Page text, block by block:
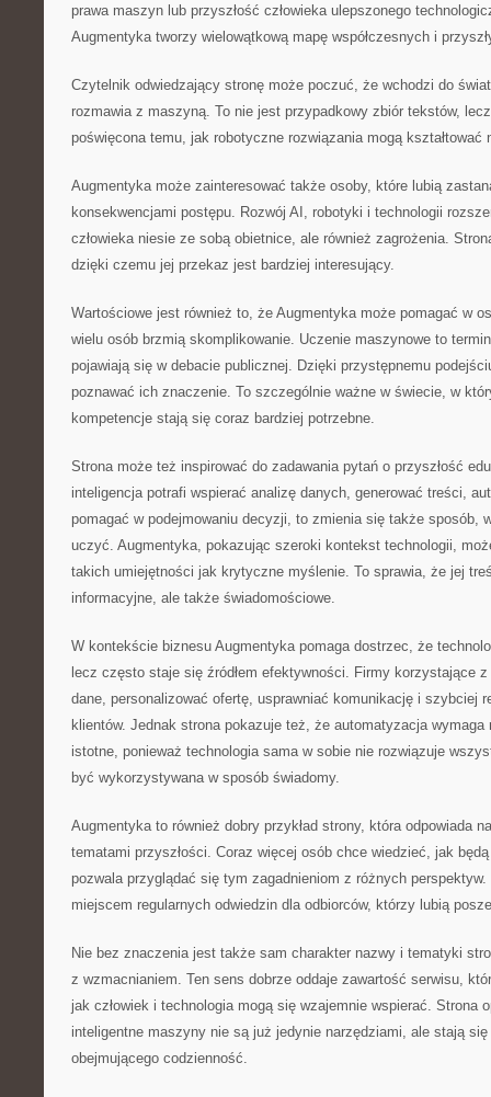
prawa maszyn lub przyszłość człowieka ulepszonego
Augmentyka tworzy wielowątkową mapę współczesnych i
Czytelnik odwiedzający stronę może poczuć, że wchodzi do
rozmawia z maszyną. To nie jest przypadkowy zbiór tekstów,
poświęcona temu, jak robotyczne rozwiązania mogą kształtować
Augmentyka może zainteresować także osoby, które lubią
konsekwencjami postępu. Rozwój AI, robotyki i technologii
człowieka niesie ze sobą obietnice, ale również zagrożenia.
dzięki czemu jej przekaz jest bardziej interesujący.
Wartościowe jest również to, że Augmentyka może pomagać w
wielu osób brzmią skomplikowanie. Uczenie maszynowe to
pojawiają się w debacie publicznej. Dzięki przystępnemu
poznawać ich znaczenie. To szczególnie ważne w świecie, w
kompetencje stają się coraz bardziej potrzebne.
Strona może też inspirować do zadawania pytań o przyszłość
inteligencja potrafi wspierać analizę danych, generować treści,
pomagać w podejmowaniu decyzji, to zmienia się także sposób,
uczyć. Augmentyka, pokazując szeroki kontekst technologii,
takich umiejętności jak krytyczne myślenie. To sprawia, że jej
informacyjne, ale także świadomościowe.
W kontekście biznesu Augmentyka pomaga dostrzec, że
lecz często staje się źródłem efektywności. Firmy korzystające
dane, personalizować ofertę, usprawniać komunikację i szybciej
klientów. Jednak strona pokazuje też, że automatyzacja wymaga
istotne, ponieważ technologia sama w sobie nie rozwiązuje
być wykorzystywana w sposób świadomy.
Augmentyka to również dobry przykład strony, która odpowiada
tematami przyszłości. Coraz więcej osób chce wiedzieć, jak
pozwala przyglądać się tym zagadnieniom z różnych
miejscem regularnych odwiedzin dla odbiorców, którzy lubią
Nie bez znaczenia jest także sam charakter nazwy i tematyki
z wzmacnianiem. Ten sens dobrze oddaje zawartość serwisu,
jak człowiek i technologia mogą się wzajemnie wspierać. Strona
inteligentne maszyny nie są już jedynie narzędziami, ale stają
obejmującego codzienność.